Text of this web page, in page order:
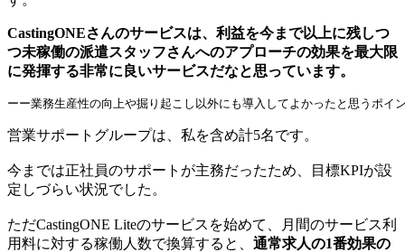
CastingONEさんのサービスは、利益を今まで以上に残しつ
つ未稼働の派遣スタッフさんへのアプローチの効果を最大限
に発揮する非常に良いサービスだなと思っています。
ーー業務生産性の向上や掘り起こし以外にも導入してよかったと思うポイ
営業サポートグループは、私を含め計5名です。
今までは正社員のサポートが主務だったため、目標KPIが設
定しづらい状況でした。
ただCastingONE Liteのサービスを始めて、月間のサービス利
用料に対する稼働人数で換算すると、 通常求人の1番効果の